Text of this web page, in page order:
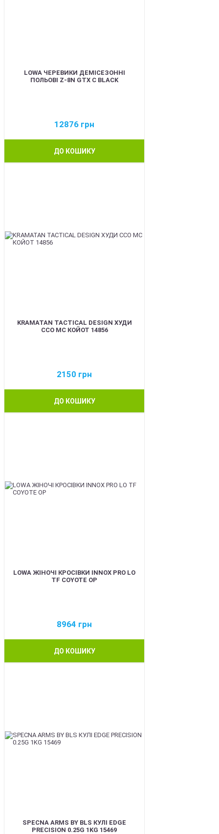
LOWA ЧЕРЕВИКИ ДЕМІСЕЗОННІ
ПОЛЬОВІ Z-8N GTX C BLACK
12876 грн
ДО КОШИКУ
KRAMATAN TACTICAL DESIGN ХУДИ
ССО МС КОЙОТ 14856
2150 грн
ДО КОШИКУ
LOWA ЖІНОЧІ КРОСІВКИ INNOX PRO LO
TF COYOTE OP
8964 грн
ДО КОШИКУ
SPECNA ARMS BY BLS КУЛІ EDGE
PRECISION 0.25G 1KG 15469